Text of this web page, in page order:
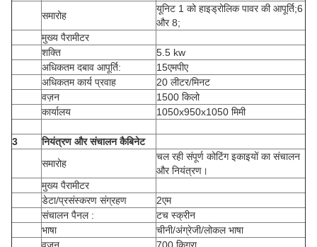
समारोह
यूनिट 1 को हाइड्रोलिक पावर की आपूर्ति;6
और 8;
मुख्य पैरामीटर
शक्ति
5.5 kw
अधिकतम दबाव आपूर्ति:
15एमपीए
अधिकतम कार्य प्रवाह
20 लीटर/मिनट
वज़न
1500 किलो
कार्यालय
1050x950x1050 मिमी
3
नियंत्रण और संचालन कैबिनेट
समारोह
चल रही संपूर्ण कोटिंग इकाइयों का संचालन
और नियंत्रण।
मुख्य पैरामीटर
डेटा/प्रसंस्करण संग्रहण
2एम
संचालन पैनल :
टच स्क्रीन
भाषा
चीनी/अंग्रेजी/लोकल भाषा